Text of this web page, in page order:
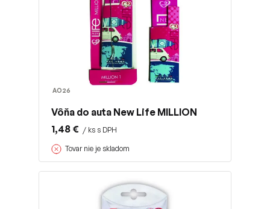
AO26
Vôňa do auta New Life MILLION
1,48 € / ks s DPH
Tovar nie je skladom